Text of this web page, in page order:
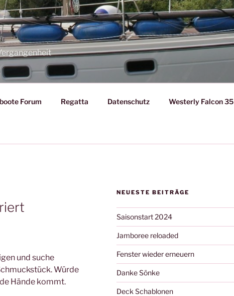
Forum Regatta Datenschutz Westerly Falcon 35
und suche
Würde
Hände kommt.
NEUESTE BEITRÄGE
Saisonstart 2024
Jamboree reloaded
Fenster wieder erneuern
Danke Sönke
Deck Schablonen